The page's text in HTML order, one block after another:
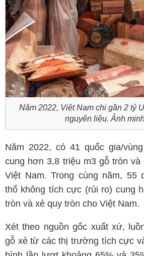
Năm 2022, Việt Nam chi gần 2 tỷ
nguyên liệu. Ảnh
Năm 2022, có 41 quốc gia/
cung hơn 3,8 triệu m3 gỗ tròn
Việt Nam. Trong cùng năm, 55
thổ không tích cực (rủi ro) cung
tròn và xẻ quy tròn cho Việt Nam.
Xét theo nguồn gốc xuất xứ,
gỗ xẻ từ các thị trường tích cực